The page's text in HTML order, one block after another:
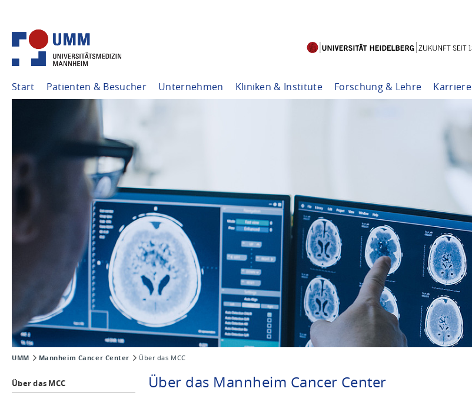
Start Patienten & Besucher Unternehmen Kliniken & Institute Forschung & Lehre Karriere
UMM Mannheim Cancer Center Über das MCC
Über das MCC
Über das Mannheim Cancer Center